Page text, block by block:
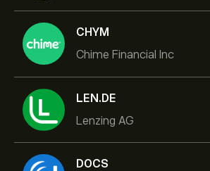
CHYM
Chime Financial Inc
LEN.DE
Lenzing AG
DOCS